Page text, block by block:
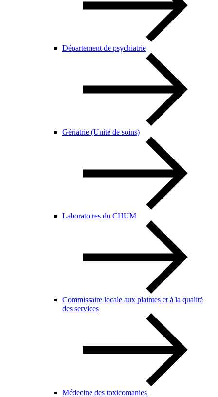
Département de psychiatrie
Gériatrie (Unité de soins)
Laboratoires du CHUM
Commissaire locale aux plaintes et à la qualité
des services
Médecine des toxicomanies